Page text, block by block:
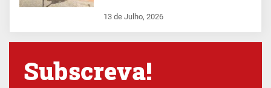
13 de Julho, 2026
Subscreva!